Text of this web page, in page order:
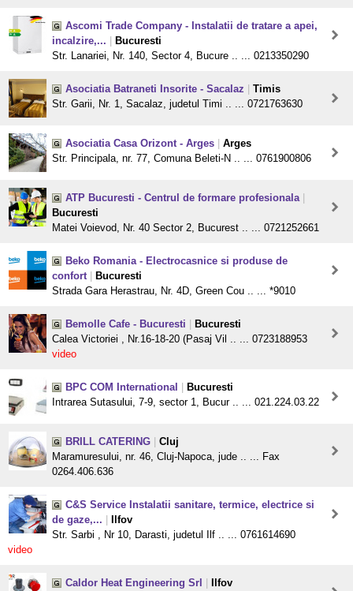
Ascomi Trade Company - Instalatii de tratare a apei,
incalzire,...
Bucuresti
Str. Lanariei, Nr. 140, Sector 4, Bucure .. ... 0213350290
Asociatia Batraneti Insorite - Sacalaz
Timis
Str. Garii, Nr. 1, Sacalaz, judetul Timi .. ... 0721763630
Asociatia Casa Orizont - Arges
Arges
Str. Principala, nr. 77, Comuna Beleti-N .. ... 0761900806
ATP Bucuresti - Centrul de formare profesionala
Bucuresti
Matei Voievod, Nr. 40 Sector 2, Bucurest .. ... 0721252661
Beko Romania - Electrocasnice si produse de
confort
Bucuresti
Strada Gara Herastrau, Nr. 4D, Green Cou .. ... *9010
Bemolle Cafe - Bucuresti
Bucuresti
Calea Victoriei , Nr.16-18-20 (Pasaj Vil .. ... 0723188953
video
BPC COM International
Bucuresti
Intrarea Sutasului, 7-9, sector 1, Bucur .. ... 021.224.03.22
BRILL CATERING
Cluj
Maramuresului, nr. 46, Cluj-Napoca, jude .. ... Fax
0264.406.636
C&S Service Instalatii sanitare, termice, electrice si
de gaze,...
Ilfov
Str. Sarbi , Nr 10, Darasti, judetul Ilf .. ... 0761614690
video
Caldor Heat Engineering Srl
Ilfov